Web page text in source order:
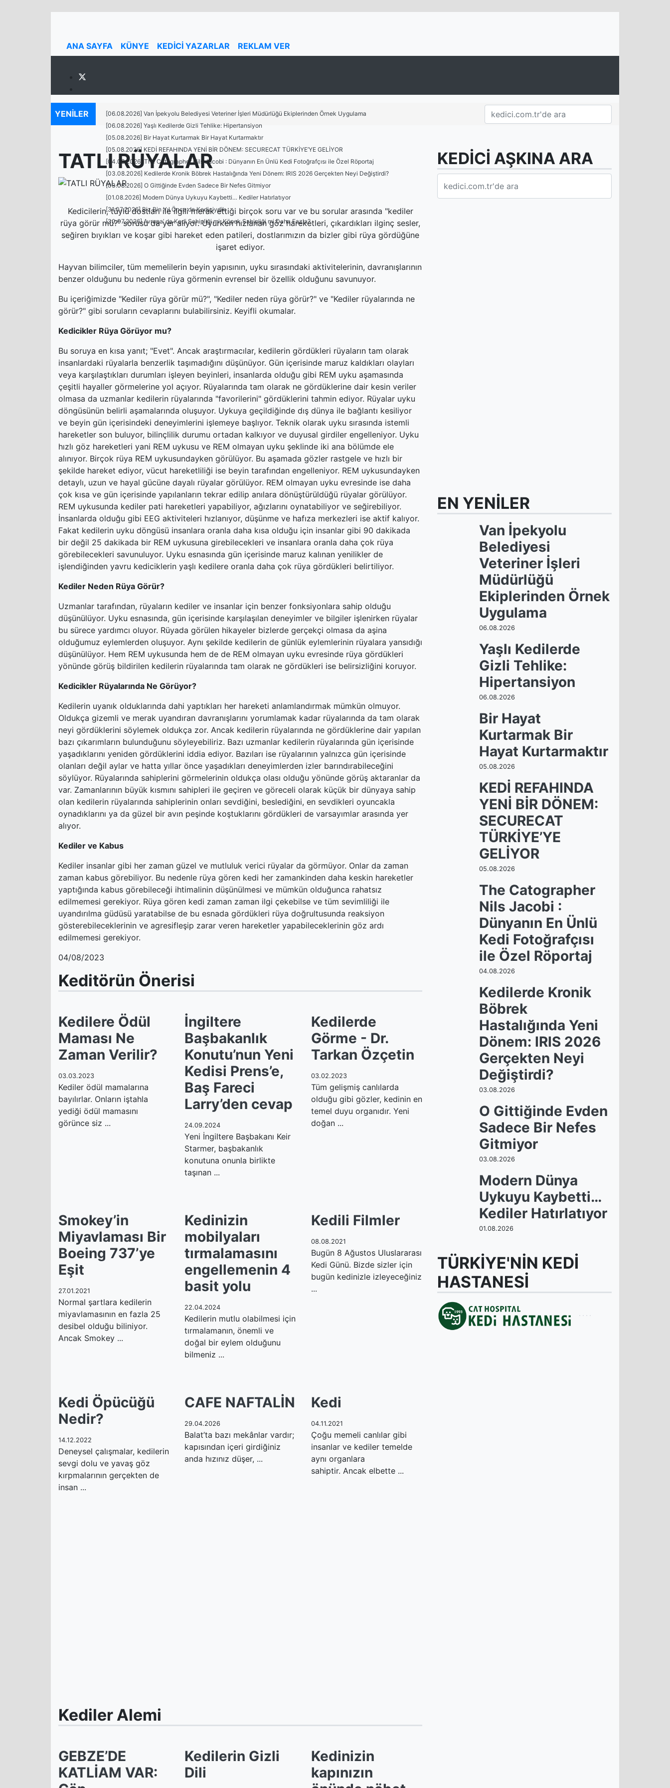
ANA SAYFA KÜNYE KEDİCİ YAZARLAR REKLAM VER
YENİLER
[06.08.2026] Van İpekyolu Belediyesi Veteriner İşleri Müdürlüğü Ekiplerinden Örnek Uygulama
[06.08.2026] Yaşlı Kedilerde Gizli Tehlike: Hipertansiyon
[05.08.2026] Bir Hayat Kurtarmak Bir Hayat Kurtarmaktır
[05.08.2026] KEDİ REFAHINDA YENİ BİR DÖNEM: SECURECAT TÜRKİYE’YE GELİYOR
[04.08.2026] The Catographer Nils Jacobi : Dünyanın En Ünlü Kedi Fotoğrafçısı ile Özel Röportaj
[03.08.2026] Kedilerde Kronik Böbrek Hastalığında Yeni Dönem: IRIS 2026 Gerçekten Neyi Değiştirdi?
[03.08.2026] O Gittiğinde Evden Sadece Bir Nefes Gitmiyor
[01.08.2026] Modern Dünya Uykuyu Kaybetti… Kediler Hatırlatıyor
[31.07.2026] Biz Bin Yıl Önce de Kediciydik
[30.07.2026] Avrupa’ da Kedi Sahipliği mi, Köpek Sahipliği mi Daha Fazla?
TATLI RÜYALAR
Kedicilerin, tüylü dostları ile ilgili merak ettiği birçok soru var ve bu sorular arasında "kediler
rüya görür mü?" sorusu da yer alıyor. Uyurken hızlanan göz hareketleri, çıkardıkları ilginç sesler,
seğiren bıyıkları ve koşar gibi hareket eden patileri, dostlarımızın da bizler gibi rüya gördüğüne
işaret ediyor.
Hayvan bilimciler, tüm memelilerin beyin yapısının, uyku sırasındaki aktivitelerinin, davranışlarının
benzer olduğunu bu nedenle rüya görmenin evrensel bir özellik olduğunu savunuyor.
Bu içeriğimizde "Kediler rüya görür mü?", "Kediler neden rüya görür?" ve "Kediler rüyalarında ne
görür?" gibi soruların cevaplarını bulabilirsiniz. Keyifli okumalar.
Kedicikler Rüya Görüyor mu?
Bu soruya en kısa yanıt; "Evet". Ancak araştırmacılar, kedilerin gördükleri rüyaların tam olarak
insanlardaki rüyalarla benzerlik taşımadığını düşünüyor. Gün içerisinde maruz kaldıkları olayları
veya karşılaştıkları durumları işleyen beyinleri, insanlarda olduğu gibi REM uyku aşamasında
çeşitli hayaller görmelerine yol açıyor. Rüyalarında tam olarak ne gördüklerine dair kesin veriler
olmasa da uzmanlar kedilerin rüyalarında "favorilerini" gördüklerini tahmin ediyor. Rüyalar uyku
döngüsünün belirli aşamalarında oluşuyor. Uykuya geçildiğinde dış dünya ile bağlantı kesiliyor
ve beyin gün içerisindeki deneyimlerini işlemeye başlıyor. Teknik olarak uyku sırasında istemli
hareketler son buluyor, bilinçlilik durumu ortadan kalkıyor ve duyusal girdiler engelleniyor. Uyku
hızlı göz hareketleri yani REM uykusu ve REM olmayan uyku şeklinde iki ana bölümde ele
alınıyor. Birçok rüya REM uykusundayken görülüyor. Bu aşamada gözler rastgele ve hızlı bir
şekilde hareket ediyor, vücut hareketliliği ise beyin tarafından engelleniyor. REM uykusundayken
detaylı, uzun ve hayal gücüne dayalı rüyalar görülüyor. REM olmayan uyku evresinde ise daha
çok kısa ve gün içerisinde yapılanların tekrar edilip anılara dönüştürüldüğü rüyalar görülüyor.
REM uykusunda kediler pati hareketleri yapabiliyor, ağızlarını oynatabiliyor ve seğirebiliyor.
İnsanlarda olduğu gibi EEG aktiviteleri hızlanıyor, düşünme ve hafıza merkezleri ise aktif kalıyor.
Fakat kedilerin uyku döngüsü insanlara oranla daha kısa olduğu için insanlar gibi 90 dakikada
bir değil 25 dakikada bir REM uykusuna girebilecekleri ve insanlara oranla daha çok rüya
görebilecekleri savunuluyor. Uyku esnasında gün içerisinde maruz kalınan yenilikler de
işlendiğinden yavru kediciklerin yaşlı kedilere oranla daha çok rüya gördükleri belirtiliyor.
Kediler Neden Rüya Görür?
Uzmanlar tarafından, rüyaların kediler ve insanlar için benzer fonksiyonlara sahip olduğu
düşünülüyor. Uyku esnasında, gün içerisinde karşılaşılan deneyimler ve bilgiler işlenirken rüyalar
bu sürece yardımcı oluyor. Rüyada görülen hikayeler bizlerde gerçekçi olmasa da aşina
olduğumuz eylemlerden oluşuyor. Aynı şekilde kedilerin de günlük eylemlerinin rüyalara yansıdığı
düşünülüyor. Hem REM uykusunda hem de de REM olmayan uyku evresinde rüya gördükleri
yönünde görüş bildirilen kedilerin rüyalarında tam olarak ne gördükleri ise belirsizliğini koruyor.
Kedicikler Rüyalarında Ne Görüyor?
Kedilerin uyanık olduklarında dahi yaptıkları her hareketi anlamlandırmak mümkün olmuyor.
Oldukça gizemli ve merak uyandıran davranışlarını yorumlamak kadar rüyalarında da tam olarak
neyi gördüklerini söylemek oldukça zor. Ancak kedilerin rüyalarında ne gördüklerine dair yapılan
bazı çıkarımların bulunduğunu söyleyebiliriz. Bazı uzmanlar kedilerin rüyalarında gün içerisinde
yaşadıklarını yeniden gördüklerini iddia ediyor. Bazıları ise rüyalarının yalnızca gün içerisinde
olanları değil aylar ve hatta yıllar önce yaşadıkları deneyimlerden izler barındırabileceğini
söylüyor. Rüyalarında sahiplerini görmelerinin oldukça olası olduğu yönünde görüş aktaranlar da
var. Zamanlarının büyük kısmını sahipleri ile geçiren ve göreceli olarak küçük bir dünyaya sahip
olan kedilerin rüyalarında sahiplerinin onları sevdiğini, beslediğini, en sevdikleri oyuncakla
oynadıklarını ya da güzel bir avın peşinde koştuklarını gördükleri de varsayımlar arasında yer
alıyor.
Kediler ve Kabus
Kediler insanlar gibi her zaman güzel ve mutluluk verici rüyalar da görmüyor. Onlar da zaman
zaman kabus görebiliyor. Bu nedenle rüya gören kedi her zamankinden daha keskin hareketler
yaptığında kabus görebileceği ihtimalinin düşünülmesi ve mümkün olduğunca rahatsız
edilmemesi gerekiyor. Rüya gören kedi zaman zaman ilgi çekebilse ve tüm sevimliliği ile
uyandırılma güdüsü yaratabilse de bu esnada gördükleri rüya doğrultusunda reaksiyon
gösterebileceklerinin ve agresifleşip zarar veren hareketler yapabileceklerinin göz ardı
edilmemesi gerekiyor.
04/08/2023
Keditörün Önerisi
Kedilere Ödül
Maması Ne
Zaman Verilir?
03.03.2023
Kediler ödül mamalarına
bayılırlar. Onların iştahla
yediği ödül mamasını
görünce siz ...
İngiltere
Başbakanlık
Konutu’nun Yeni
Kedisi Prens’e,
Baş Fareci
Larry’den cevap
24.09.2024
Yeni İngiltere Başbakanı Keir
Starmer, başbakanlık
konutuna onunla birlikte
taşınan ...
Kedilerde
Görme - Dr.
Tarkan Özçetin
03.02.2023
Tüm gelişmiş canlılarda
olduğu gibi gözler, kedinin en
temel duyu organıdır. Yeni
doğan ...
Smokey’in
Miyavlaması Bir
Boeing 737’ye
Eşit
27.01.2021
Normal şartlara kedilerin
miyavlamasının en fazla 25
desibel olduğu biliniyor.
Ancak Smokey ...
Kedinizin
mobilyaları
tırmalamasını
engellemenin 4
basit yolu
22.04.2024
Kedilerin mutlu olabilmesi için
tırmalamanın, önemli ve
doğal bir eylem olduğunu
bilmeniz ...
Kedili Filmler
08.08.2021
Bugün 8 Ağustos Uluslararası
Kedi Günü. Bizde sizler için
bugün kedinizle izleyeceğiniz
...
Kedi Öpücüğü
Nedir?
14.12.2022
Deneysel çalışmalar, kedilerin
sevgi dolu ve yavaş göz
kırpmalarının gerçekten de
insan ...
CAFE NAFTALİN
29.04.2026
Balat’ta bazı mekânlar vardır;
kapısından içeri girdiğiniz
anda hızınız düşer, ...
Kedi
04.11.2021
Çoğu memeli canlılar gibi
insanlar ve kediler temelde
aynı organlara
sahiptir. Ancak elbette ...
Kediler Alemi
GEBZE’DE
KATLİAM VAR:
Kedilerin Gizli
Dili
Kedinizin
kapınızın
KEDİCİ AŞKINA ARA
EN YENİLER
Van İpekyolu
Belediyesi
Veteriner İşleri
Müdürlüğü
Ekiplerinden Örnek
Uygulama
06.08.2026
Yaşlı Kedilerde
Gizli Tehlike:
Hipertansiyon
06.08.2026
Bir Hayat
Kurtarmak Bir
Hayat Kurtarmaktır
05.08.2026
KEDİ REFAHINDA
YENİ BİR DÖNEM:
SECURECAT
TÜRKİYE’YE
GELİYOR
05.08.2026
The Catographer
Nils Jacobi :
Dünyanın En Ünlü
Kedi Fotoğrafçısı
ile Özel Röportaj
04.08.2026
Kedilerde Kronik
Böbrek
Hastalığında Yeni
Dönem: IRIS 2026
Gerçekten Neyi
Değiştirdi?
03.08.2026
O Gittiğinde Evden
Sadece Bir Nefes
Gitmiyor
03.08.2026
Modern Dünya
Uykuyu Kaybetti…
Kediler Hatırlatıyor
01.08.2026
TÜRKİYE'NİN KEDİ
HASTANESİ